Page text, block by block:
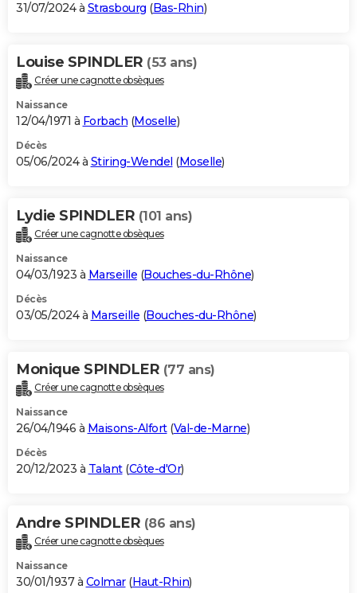
31/07/2024 à Strasbourg (Bas-Rhin)
Louise SPINDLER (53 ans)
Créer une cagnotte obsèques
Naissance
12/04/1971 à Forbach (Moselle)
Décès
05/06/2024 à Stiring-Wendel (Moselle)
Lydie SPINDLER (101 ans)
Créer une cagnotte obsèques
Naissance
04/03/1923 à Marseille (Bouches-du-Rhône)
Décès
03/05/2024 à Marseille (Bouches-du-Rhône)
Monique SPINDLER (77 ans)
Créer une cagnotte obsèques
Naissance
26/04/1946 à Maisons-Alfort(Val-de-Marne)
Décès
20/12/2023 à Talant(Côte-d'Or)
Andre SPINDLER (86 ans)
Créer une cagnotte obsèques
Naissance
30/01/1937 à Colmar(Haut-Rhin)